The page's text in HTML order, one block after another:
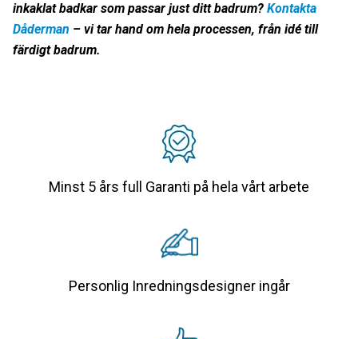
inkaklat badkar som passar just ditt badrum? Kontakta
Dåderman – vi tar hand om hela processen, från idé till
färdigt badrum.
Minst 5 års full Garanti på hela vårt arbete
Personlig Inredningsdesigner ingår